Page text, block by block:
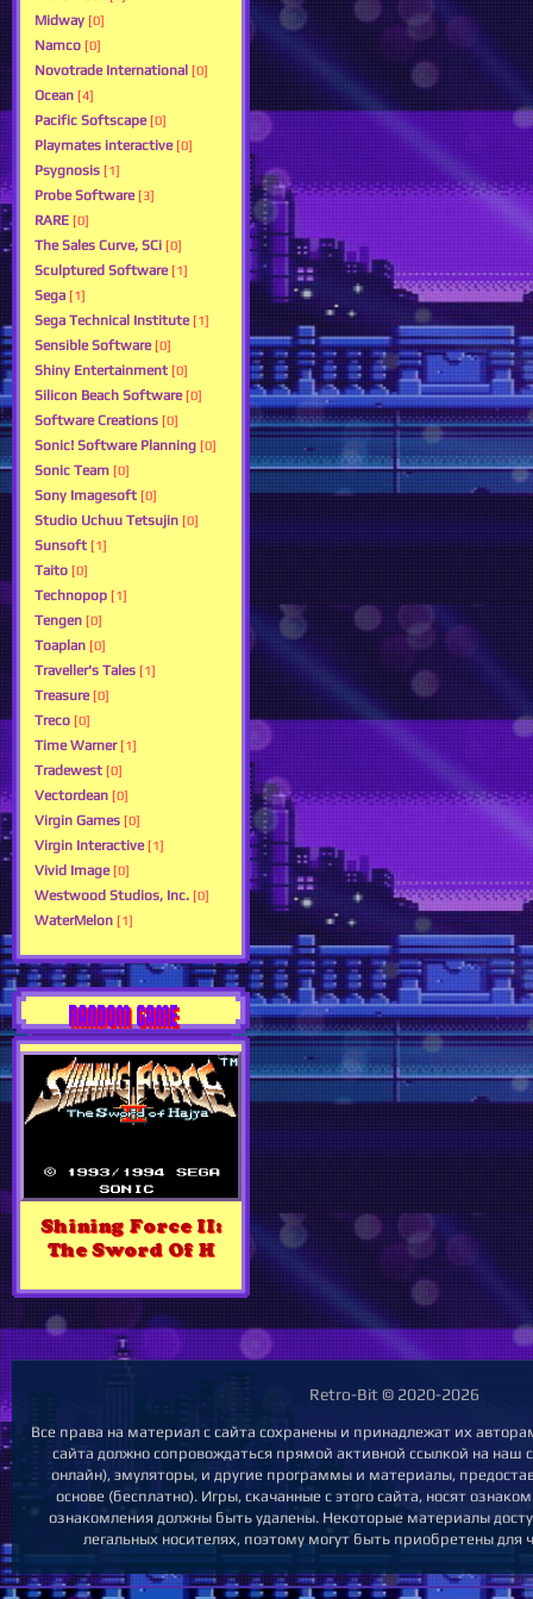
Midway [0]
Namco [0]
Novotrade International [0]
Ocean [4]
Pacific Softscape [0]
Playmates interactive [0]
Psygnosis [1]
Probe Software [3]
RARE [0]
The Sales Curve, SCi [0]
Sculptured Software [1]
Sega [1]
Sega Technical Institute [1]
Sensible Software [0]
Shiny Entertainment [0]
Silicon Beach Software [0]
Software Creations [0]
Sonic! Software Planning [0]
Sonic Team [0]
Sony Imagesoft [0]
Studio Uchuu Tetsujin [0]
Sunsoft [1]
Taito [0]
Technopop [1]
Tengen [0]
Toaplan [0]
Traveller's Tales [1]
Treasure [0]
Treco [0]
Time Warner [1]
Tradewest [0]
Vectordean [0]
Virgin Games [0]
Virgin Interactive [1]
Vivid Image [0]
Westwood Studios, Inc. [0]
WaterMelon [1]
RANDOM GAME
Shining Force II:
The Sword Of H
Retro-Bit © 2020-2026
Все права на материал с сайта сохранены и принадлежат их
сайта должно сопровождаться прямой активной ссылкой на наш
онлайн), эмуляторы, и другие программы и материалы,
основе (бесплатно). Игры, скачанные с этого сайта, носят
ознакомления должны быть удалены. Некоторые материалы
легальных носителях, поэтому могут быть приобретены для